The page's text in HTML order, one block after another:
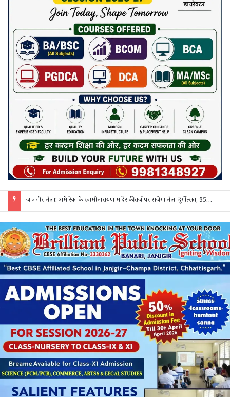
मुख्यमंत्री विष्णुदेव साय ने शुरू किया ‘मेरी बेटी–मेरा अभिमान’ अभियान, हर गांव में मुक्तिधाम और हर स्कूल में बालिका शौचालय